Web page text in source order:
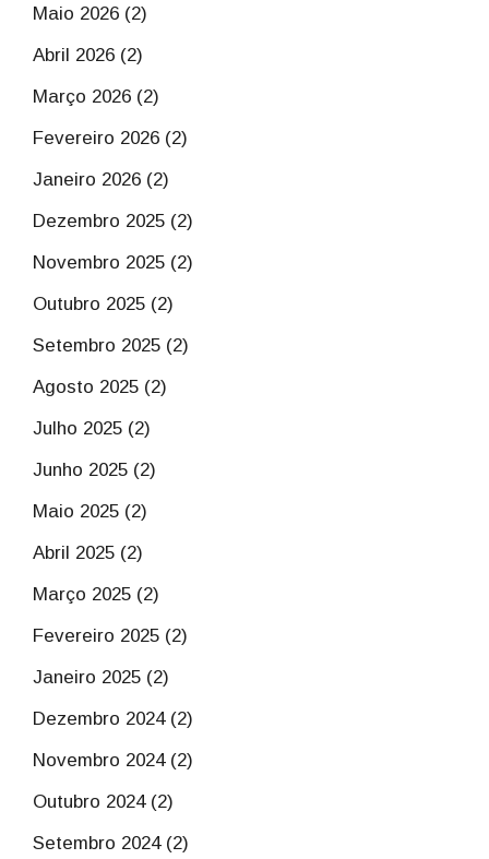
Maio 2026 (2)
Abril 2026 (2)
Março 2026 (2)
Fevereiro 2026 (2)
Janeiro 2026 (2)
Dezembro 2025 (2)
Novembro 2025 (2)
Outubro 2025 (2)
Setembro 2025 (2)
Agosto 2025 (2)
Julho 2025 (2)
Junho 2025 (2)
Maio 2025 (2)
Abril 2025 (2)
Março 2025 (2)
Fevereiro 2025 (2)
Janeiro 2025 (2)
Dezembro 2024 (2)
Novembro 2024 (2)
Outubro 2024 (2)
Setembro 2024 (2)